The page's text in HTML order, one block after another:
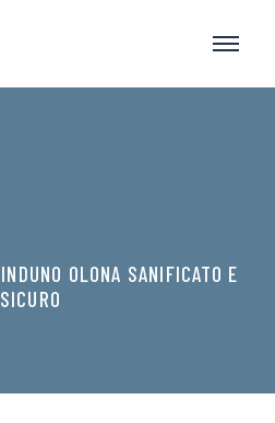
OLONA SANIFICATO E
SICURO